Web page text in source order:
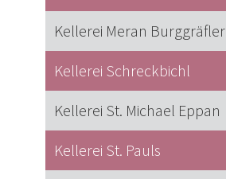
Kellerei Meran Burggräfler
Kellerei Schreckbichl
Kellerei St. Michael Eppan
Kellerei St. Pauls